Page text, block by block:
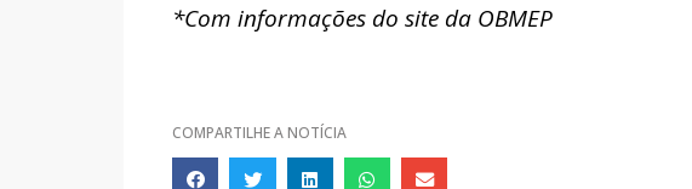
*Com informações do site da OBMEP
COMPARTILHE A NOTÍCIA